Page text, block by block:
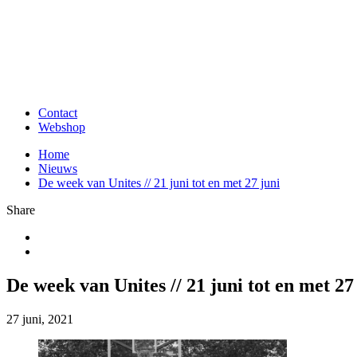
Contact
Webshop
Home
Nieuws
De week van Unites // 21 juni tot en met 27 juni
Share
De week van Unites // 21 juni tot en met
27 juni, 2021